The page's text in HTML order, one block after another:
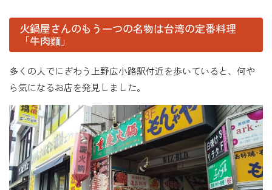
火鍋屋さんのもう一つの名物は台湾の定番料理
「牛肉麵」
多くの人でにぎわう上野広小路駅付近を歩いていると、何や
ら気になるお店を発見しました。